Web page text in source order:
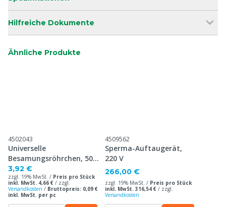
Hilfreiche Dokumente
Ähnliche Produkte
4502043
Universelle
Besamungsröhrchen, 50
Stück
3,92 €
zzgl. 19% MwSt. / Preis pro Stück
inkl. MwSt. 4,66 € / zzgl.
Versandkosten / Bruttopreis: 0,09 €
inkl. MwSt. per pc
4509562
Sperma-Auftaugerät,
220 V
266,00 €
zzgl. 19% MwSt. / Preis pro Stück
inkl. MwSt. 316,54 € / zzgl.
Versandkosten